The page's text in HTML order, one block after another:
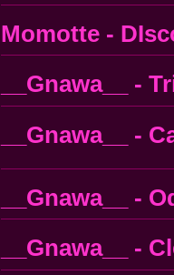
Momotte -
__Gnawa__ -
__Gnawa__ -
__Gnawa__ -
__Gnawa__ -